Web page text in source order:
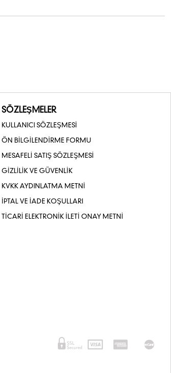
SÖZLEŞMELER
KULLANICI SÖZLEŞMESİ
ÖN BİLGİLENDİRME FORMU
MESAFELİ SATIŞ SÖZLEŞMESİ
GİZLİLİK VE GÜVENLİK
KVKK AYDINLATMA METNİ
İPTAL VE İADE KOŞULLARI
TİCARİ ELEKTRONİK İLETİ ONAY METNİ